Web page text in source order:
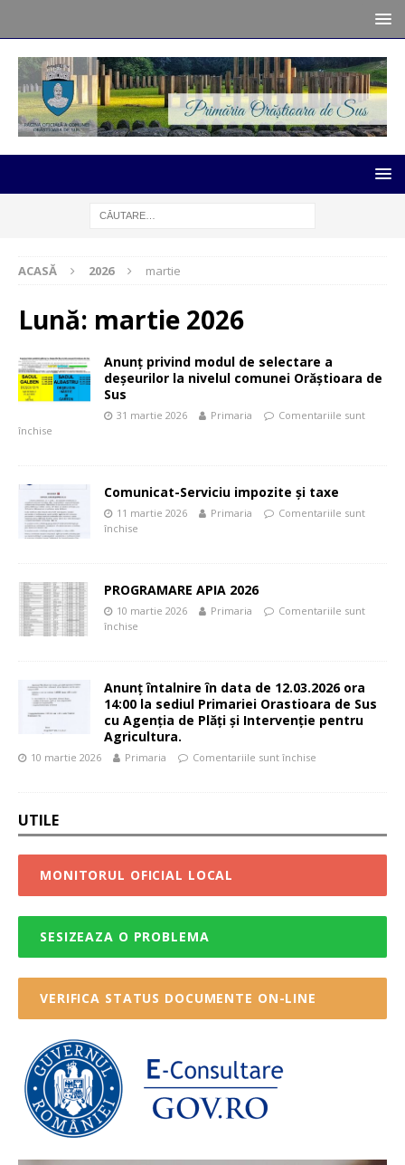
ACASĂ 2026 martie
Lună: martie 2026
Anunț privind modul de selectare a
deșeurilor la nivelul comunei Orăștioara de
Sus
31 martie 2026 Primaria
Comentariile sunt
închise
Comunicat-Serviciu impozite și taxe
11 martie 2026 Primaria
Comentariile sunt
închise
PROGRAMARE APIA 2026
10 martie 2026 Primaria
Comentariile sunt
închise
Anunț întalnire în data de 12.03.2026 ora
14:00 la sediul Primariei Orastioara de Sus
cu Agenția de Plăți și Intervenție pentru
Agricultura.
10 martie 2026 Primaria Comentariile sunt închise
UTILE
MONITORUL OFICIAL LOCAL
SESIZEAZA O PROBLEMA
VERIFICA STATUS DOCUMENTE ON-LINE